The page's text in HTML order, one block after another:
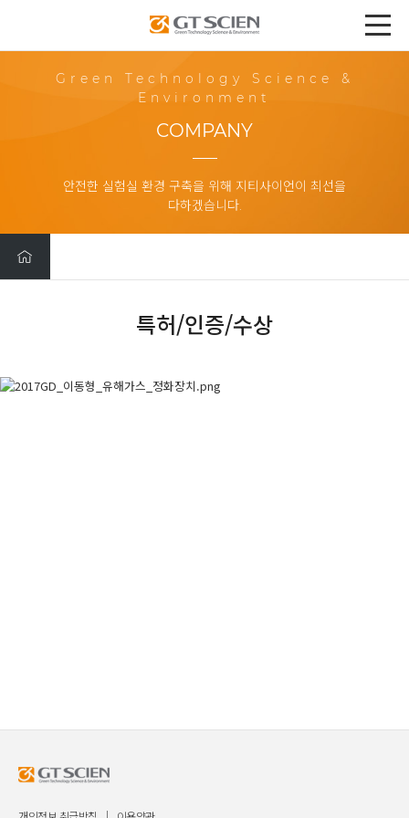
Green Technology Science &
Environment
COMPANY
안전한 실험실 환경 구축을 위해 지티사이언이 최선을
다하겠습니다.
특허/인증/수상